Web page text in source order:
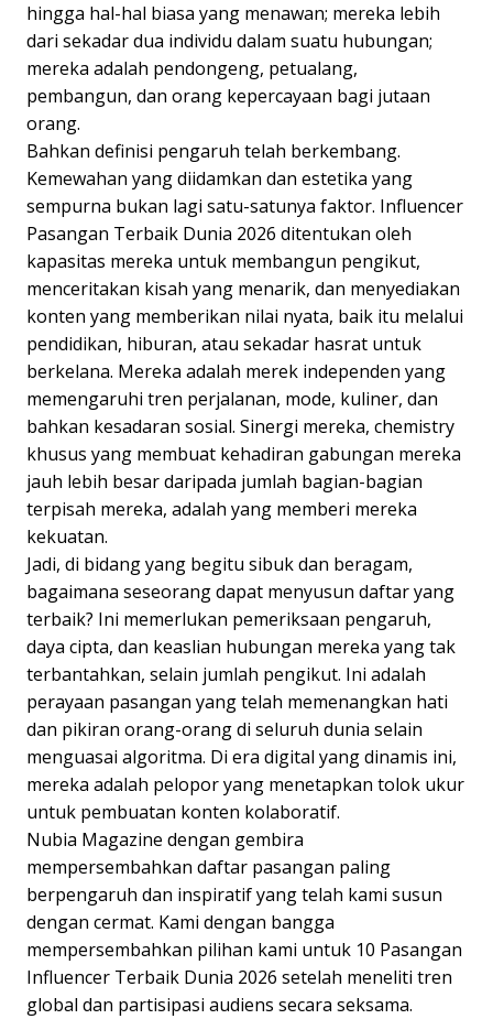
hingga hal-hal biasa yang menawan; mereka lebih
dari sekadar dua individu dalam suatu hubungan;
mereka adalah pendongeng, petualang,
pembangun, dan orang kepercayaan bagi jutaan
orang.
Bahkan definisi pengaruh telah berkembang.
Kemewahan yang diidamkan dan estetika yang
sempurna bukan lagi satu-satunya faktor. Influencer
Pasangan Terbaik Dunia 2026 ditentukan oleh
kapasitas mereka untuk membangun pengikut,
menceritakan kisah yang menarik, dan menyediakan
konten yang memberikan nilai nyata, baik itu melalui
pendidikan, hiburan, atau sekadar hasrat untuk
berkelana. Mereka adalah merek independen yang
memengaruhi tren perjalanan, mode, kuliner, dan
bahkan kesadaran sosial. Sinergi mereka, chemistry
khusus yang membuat kehadiran gabungan mereka
jauh lebih besar daripada jumlah bagian-bagian
terpisah mereka, adalah yang memberi mereka
kekuatan.
Jadi, di bidang yang begitu sibuk dan beragam,
bagaimana seseorang dapat menyusun daftar yang
terbaik? Ini memerlukan pemeriksaan pengaruh,
daya cipta, dan keaslian hubungan mereka yang tak
terbantahkan, selain jumlah pengikut. Ini adalah
perayaan pasangan yang telah memenangkan hati
dan pikiran orang-orang di seluruh dunia selain
menguasai algoritma. Di era digital yang dinamis ini,
mereka adalah pelopor yang menetapkan tolok ukur
untuk pembuatan konten kolaboratif.
Nubia Magazine dengan gembira
mempersembahkan daftar pasangan paling
berpengaruh dan inspiratif yang telah kami susun
dengan cermat. Kami dengan bangga
mempersembahkan pilihan kami untuk 10 Pasangan
Influencer Terbaik Dunia 2026 setelah meneliti tren
global dan partisipasi audiens secara seksama.